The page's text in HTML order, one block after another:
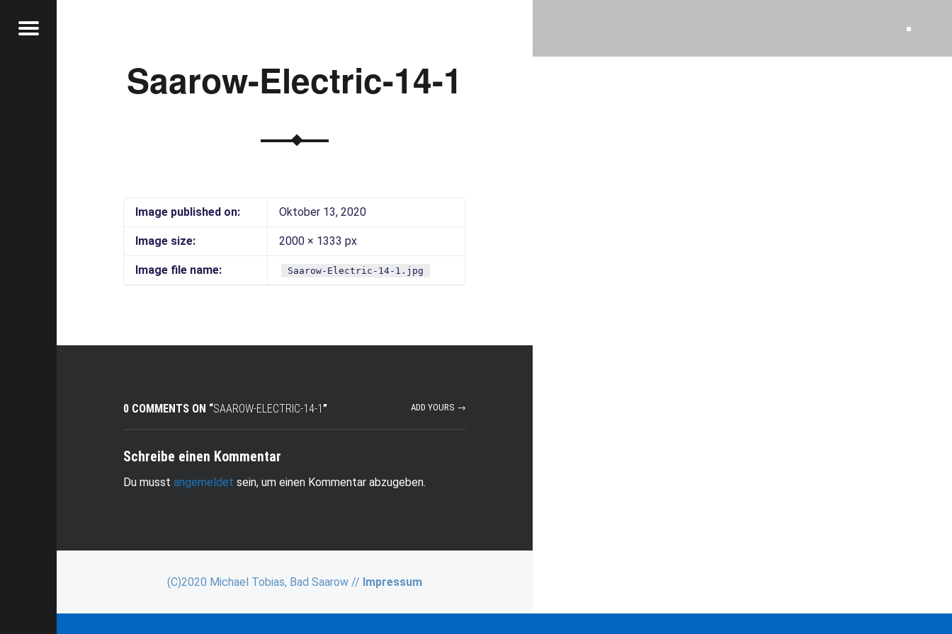
Bad Saarow Electric
Menu
Saarow-Electric-14-1
Image published on: Oktober 13, 2020
Image size: 2000 × 1333 px
Image file name: Saarow-Electric-14-1.jpg
0 COMMENTS ON “SAAROW-ELECTRIC-14-1” ADD YOURS →
Schreibe einen Kommentar
Du musstangemeldet sein, um einen Kommentar abzugeben.
(C)2020 Michael Tobias, Bad Saarow // Impressum